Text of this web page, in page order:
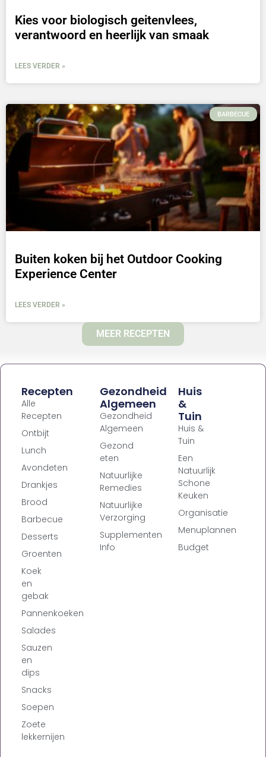
Kies voor biologisch geitenvlees,
verantwoord en heerlijk van smaak
LEES VERDER »
BARBECUE
Buiten koken bij het Outdoor Cooking
Experience Center
LEES VERDER »
MEER RECEPTEN
Recepten
Alle
Recepten
Ontbijt
Lunch
Avondeten
Drankjes
Brood
Barbecue
Desserts
Groenten
Koek
en
gebak
Pannenkoeken
Salades
Sauzen
en
dips
Snacks
Soepen
Zoete
lekkernijen
Gezondheid
Algemeen
Gezondheid
Algemeen
Gezond
eten
Natuurlijke
Remedies
Natuurlijke
Verzorging
Supplementen
Info
Huis
&
Tuin
Huis &
Tuin
Een
Natuurlijk
Schone
Keuken
Organisatie
Menuplannen
Budget